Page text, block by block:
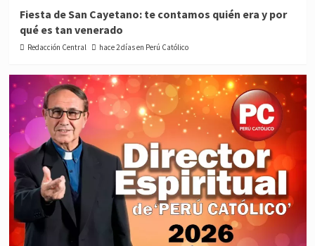
Fiesta de San Cayetano: te contamos quién era y por
qué es tan venerado
Redacción Central hace 2 días en Perú Católico